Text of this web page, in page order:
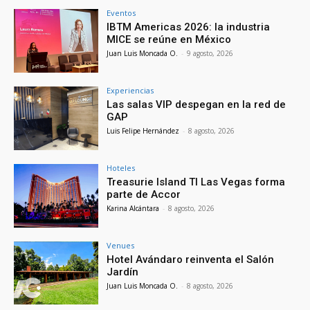
Eventos
IBTM Americas 2026: la industria
MICE se reúne en México
Juan Luis Moncada O. - 9 agosto, 2026
Experiencias
Las salas VIP despegan en la red de
GAP
Luis Felipe Hernández - 8 agosto, 2026
Hoteles
Treasurie Island TI Las Vegas forma
parte de Accor
Karina Alcántara - 8 agosto, 2026
Venues
Hotel Avándaro reinventa el Salón
Jardín
Juan Luis Moncada O. - 8 agosto, 2026